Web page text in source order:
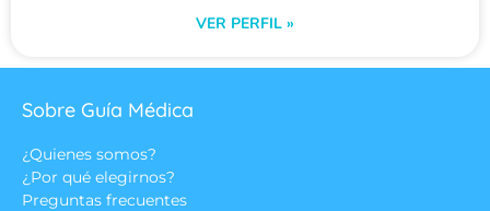
VER PERFIL »
Sobre Guía Médica
¿Quienes somos?
¿Por qué elegirnos?
Preguntas frecuentes